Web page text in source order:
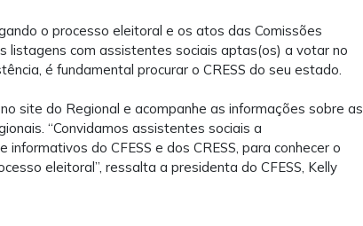
o processo eleitoral e os atos das Comissões
listagens com assistentes sociais aptas(os) a votar no
é fundamental procurar o CRESS do seu estado.
site do Regional e acompanhe as informações sobre as
“Convidamos assistentes sociais a
do CFESS e dos CRESS, para conhecer o
eleitoral”, ressalta a presidenta do CFESS, Kelly